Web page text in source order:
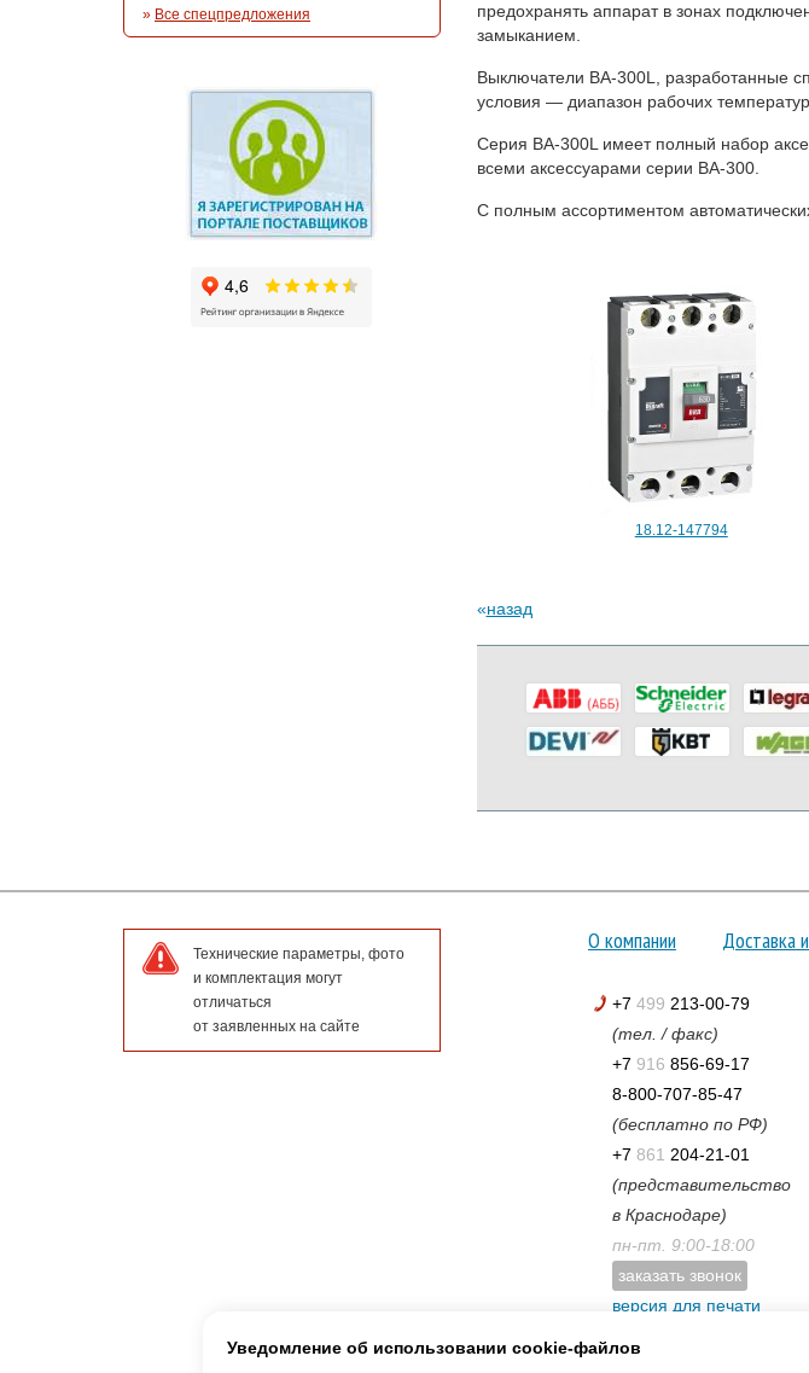
» Все спецпредложения
предохранять аппарат в зонах
замыканием.
Выключатели ВА-300L, разработанные
условия — диапазон рабочих
Серия ВА-300L имеет полный набор
всеми аксессуарами серии ВА-300.
С полным ассортиментом
18.12-147794
назад
Технические параметры, фото
и комплектация могут
отличаться
от заявленных на сайте
О компании Доставка
+7 499 213-00-79
(тел. / факс)
+7 916 856-69-17
8-800-707-85-47
(бесплатно по РФ)
+7 861 204-21-01
(представительство
в Краснодаре)
пн-пт. 9:00-18:00
заказать звонок
версия для печати
Уведомление об использовании cookie-файлов